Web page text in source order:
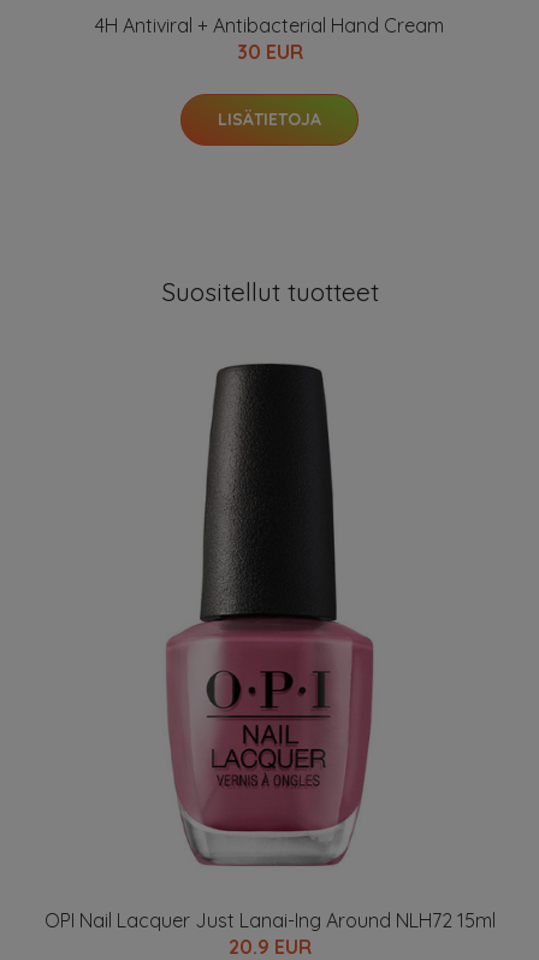
4H Antiviral + Antibacterial Hand Cream
30 EUR
LISÄTIETOJA
Suositellut tuotteet
OPI Nail Lacquer Just Lanai-Ing Around NLH72 15ml
20.9 EUR